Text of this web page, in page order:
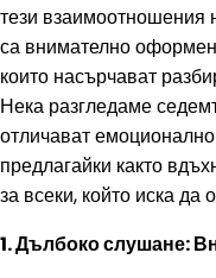
тези взаимоотношения
са внимателно
които насърчават
Нека разгледаме
отличават
предлагайки както
за всеки, който иска да
1. Дълбоко слушане: